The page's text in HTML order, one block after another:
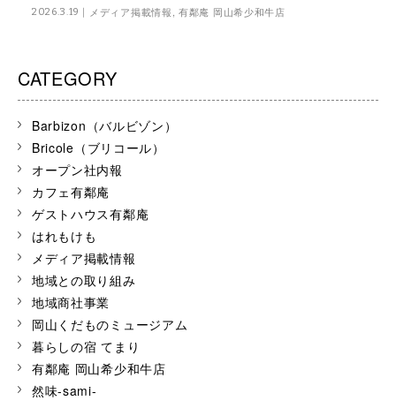
2026.3.19 メディア掲載情報,有鄰庵 岡山希少和牛店
CATEGORY
Barbizon（バルビゾン）
Bricole（ブリコール）
オープン社内報
カフェ有鄰庵
ゲストハウス有鄰庵
はれもけも
メディア掲載情報
地域との取り組み
地域商社事業
岡山くだものミュージアム
暮らしの宿 てまり
有鄰庵 岡山希少和牛店
然味-sami-